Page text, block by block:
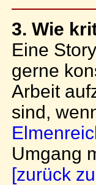
3. Wie
Eine
gerne
Arbeit
sind,
Umgang
[zurück